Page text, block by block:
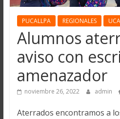
PUCALLPA REGIONALES
Alumnos
aviso con
amenazador
noviembre 26, 2022 admin
Aterrados encontramos a